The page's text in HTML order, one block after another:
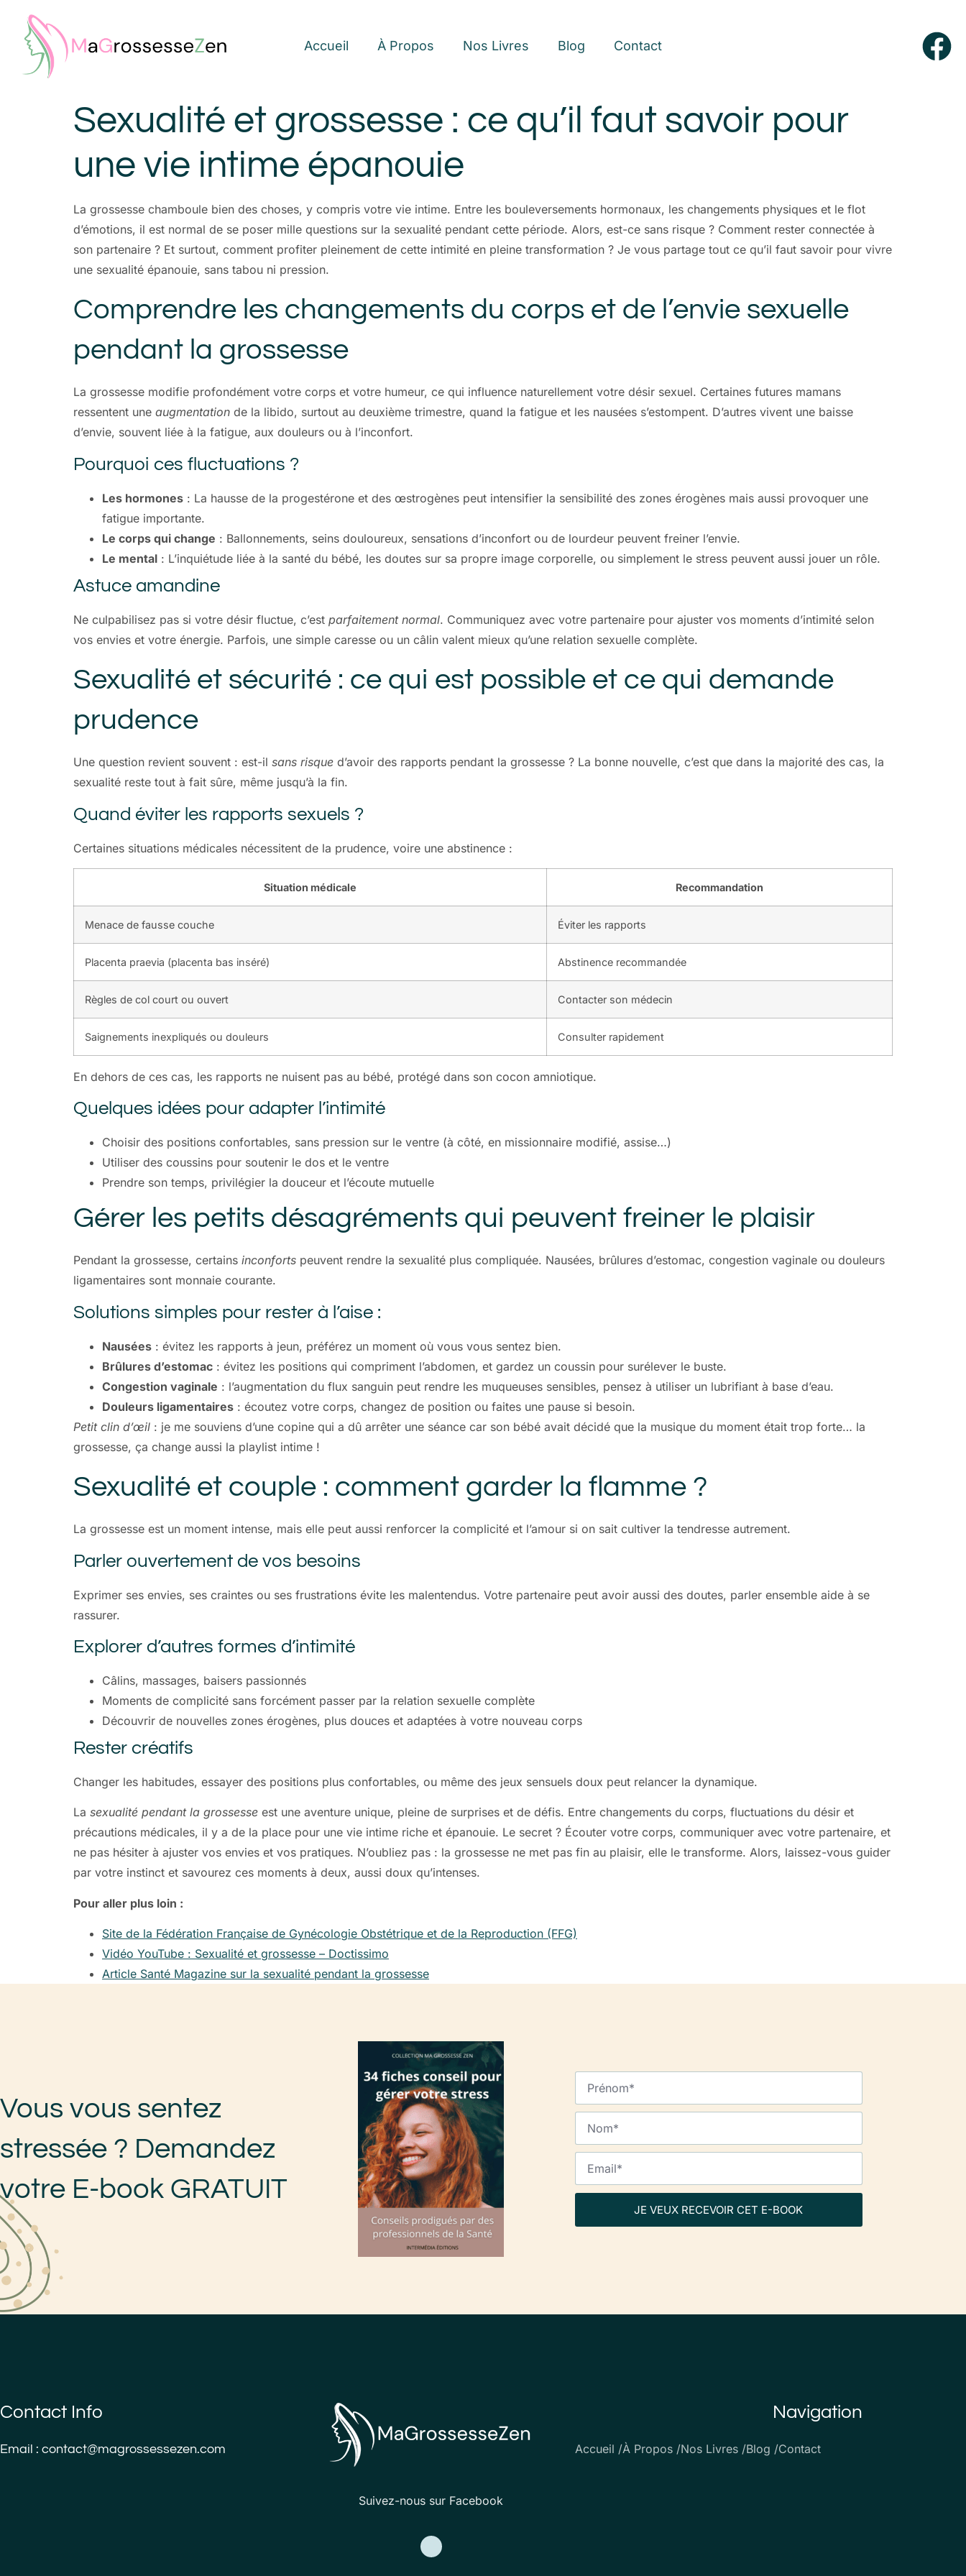
Accueil À Propos Nos Livres Blog Contact
Sexualité et grossesse : ce qu’il faut savoir pour
une vie intime épanouie
La grossesse chamboule bien des choses, y compris votre vie intime. Entre les bouleversements hormonaux, les changements physiques et le flot
d’émotions, il est normal de se poser mille questions sur la sexualité pendant cette période. Alors, est-ce sans risque ? Comment rester connectée à
son partenaire ? Et surtout, comment profiter pleinement de cette intimité en pleine transformation ? Je vous partage tout ce qu’il faut savoir pour vivre
une sexualité épanouie, sans tabou ni pression.
Comprendre les changements du corps et de l’envie sexuelle
pendant la grossesse
La grossesse modifie profondément votre corps et votre humeur, ce qui influence naturellement votre désir sexuel. Certaines futures mamans
ressentent une augmentation de la libido, surtout au deuxième trimestre, quand la fatigue et les nausées s’estompent. D’autres vivent une baisse
d’envie, souvent liée à la fatigue, aux douleurs ou à l’inconfort.
Pourquoi ces fluctuations ?
Les hormones : La hausse de la progestérone et des œstrogènes peut intensifier la sensibilité des zones érogènes mais aussi provoquer une
fatigue importante.
Le corps qui change : Ballonnements, seins douloureux, sensations d’inconfort ou de lourdeur peuvent freiner l’envie.
Le mental : L’inquiétude liée à la santé du bébé, les doutes sur sa propre image corporelle, ou simplement le stress peuvent aussi jouer un rôle.
Astuce amandine
Ne culpabilisez pas si votre désir fluctue, c’est parfaitement normal. Communiquez avec votre partenaire pour ajuster vos moments d’intimité selon
vos envies et votre énergie. Parfois, une simple caresse ou un câlin valent mieux qu’une relation sexuelle complète.
Sexualité et sécurité : ce qui est possible et ce qui demande
prudence
Une question revient souvent : est-il sans risque d’avoir des rapports pendant la grossesse ? La bonne nouvelle, c’est que dans la majorité des cas, la
sexualité reste tout à fait sûre, même jusqu’à la fin.
Quand éviter les rapports sexuels ?
Certaines situations médicales nécessitent de la prudence, voire une abstinence :
Situation médicale Recommandation
Menace de fausse couche Éviter les rapports
Placenta praevia (placenta bas inséré) Abstinence recommandée
Règles de col court ou ouvert Contacter son médecin
Saignements inexpliqués ou douleurs Consulter rapidement
En dehors de ces cas, les rapports ne nuisent pas au bébé, protégé dans son cocon amniotique.
Quelques idées pour adapter l’intimité
Choisir des positions confortables, sans pression sur le ventre (à côté, en missionnaire modifié, assise…)
Utiliser des coussins pour soutenir le dos et le ventre
Prendre son temps, privilégier la douceur et l’écoute mutuelle
Gérer les petits désagréments qui peuvent freiner le plaisir
Pendant la grossesse, certains inconforts peuvent rendre la sexualité plus compliquée. Nausées, brûlures d’estomac, congestion vaginale ou douleurs
ligamentaires sont monnaie courante.
Solutions simples pour rester à l’aise :
Nausées : évitez les rapports à jeun, préférez un moment où vous vous sentez bien.
Brûlures d’estomac : évitez les positions qui compriment l’abdomen, et gardez un coussin pour surélever le buste.
Congestion vaginale : l’augmentation du flux sanguin peut rendre les muqueuses sensibles, pensez à utiliser un lubrifiant à base d’eau.
Douleurs ligamentaires : écoutez votre corps, changez de position ou faites une pause si besoin.
Petit clin d’œil : je me souviens d’une copine qui a dû arrêter une séance car son bébé avait décidé que la musique du moment était trop forte… la
grossesse, ça change aussi la playlist intime !
Sexualité et couple : comment garder la flamme ?
La grossesse est un moment intense, mais elle peut aussi renforcer la complicité et l’amour si on sait cultiver la tendresse autrement.
Parler ouvertement de vos besoins
Exprimer ses envies, ses craintes ou ses frustrations évite les malentendus. Votre partenaire peut avoir aussi des doutes, parler ensemble aide à se
rassurer.
Explorer d’autres formes d’intimité
Câlins, massages, baisers passionnés
Moments de complicité sans forcément passer par la relation sexuelle complète
Découvrir de nouvelles zones érogènes, plus douces et adaptées à votre nouveau corps
Rester créatifs
Changer les habitudes, essayer des positions plus confortables, ou même des jeux sensuels doux peut relancer la dynamique.
La sexualité pendant la grossesse est une aventure unique, pleine de surprises et de défis. Entre changements du corps, fluctuations du désir et
précautions médicales, il y a de la place pour une vie intime riche et épanouie. Le secret ? Écouter votre corps, communiquer avec votre partenaire, et
ne pas hésiter à ajuster vos envies et vos pratiques. N’oubliez pas : la grossesse ne met pas fin au plaisir, elle le transforme. Alors, laissez-vous guider
par votre instinct et savourez ces moments à deux, aussi doux qu’intenses.
Pour aller plus loin :
Site de la Fédération Française de Gynécologie Obstétrique et de la Reproduction (FFG)
Vidéo YouTube : Sexualité et grossesse – Doctissimo
Article Santé Magazine sur la sexualité pendant la grossesse
Vous vous sentez
stressée ? Demandez
votre E-book GRATUIT
JE VEUX RECEVOIR CET E-BOOK
Contact Info
Email : contact@magrossessezen.com
Suivez-nous sur Facebook
Navigation
Accueil /À Propos /Nos Livres /Blog /Contact